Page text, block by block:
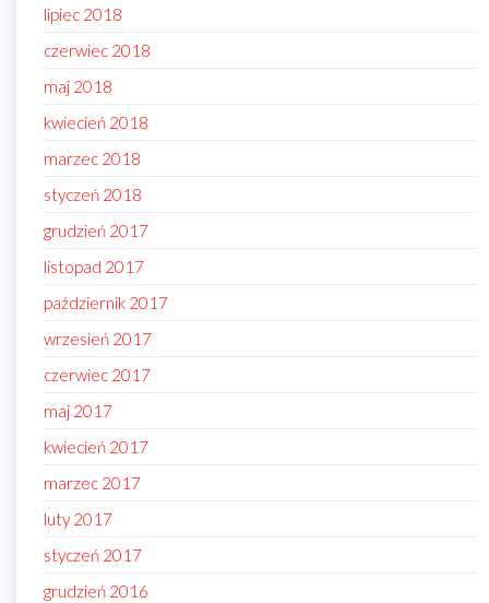
lipiec 2018
czerwiec 2018
maj 2018
kwiecień 2018
marzec 2018
styczeń 2018
grudzień 2017
listopad 2017
październik 2017
wrzesień 2017
czerwiec 2017
maj 2017
kwiecień 2017
marzec 2017
luty 2017
styczeń 2017
grudzień 2016